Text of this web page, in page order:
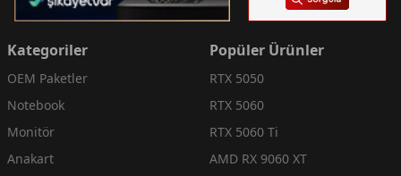
Kategoriler
OEM Paketler
Notebook
Monitör
Anakart
Popüler Ürünler
RTX 5050
RTX 5060
RTX 5060 Ti
AMD RX 9060 XT